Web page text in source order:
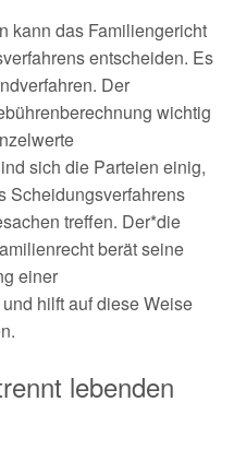
kann das Familiengericht
entscheiden. Es
Der
wichtig
sich die Parteien einig,
Scheidungsverfahrens
treffen. Der*die
berät seine
einer
hilft auf diese Weise
lebenden